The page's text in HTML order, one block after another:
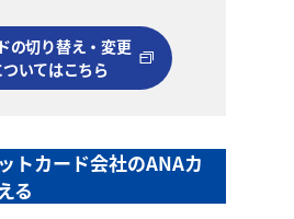
の切り替え・変更
ついてはこちら
トカード会社のANAカ
る